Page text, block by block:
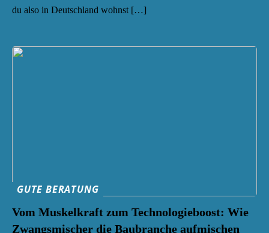
du also in Deutschland wohnst […]
GUTE BERATUNG
Vom Muskelkraft zum Technologieboost: Wie
Zwangsmischer die Baubranche aufmischen